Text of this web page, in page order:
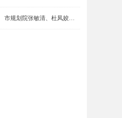
市规划院张敏清、杜凤姣入选2023年东方英才计划青年项目